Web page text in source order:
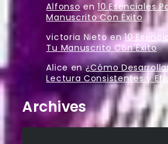
Alfonsoen10 Esenciales
Manuscrito Con Éxito
victoria Nietoen10
Tu Manuscrito Con Éxito
Aliceen¿Cómo
Lectura Consistentes y
Archives